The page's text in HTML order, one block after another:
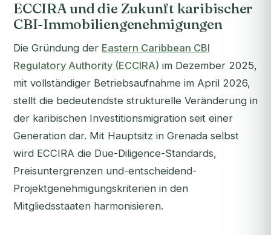
ECCIRA und die Zukunft karibischer
CBI-Immobiliengenehmigungen
Die Gründung der Eastern Caribbean CBI
Regulatory Authority (ECCIRA) im Dezember 2025,
mit vollständiger Betriebsaufnahme im April 2026,
stellt die bedeutendste strukturelle Veränderung in
der karibischen Investitionsmigration seit einer
Generation dar. Mit Hauptsitz in Grenada selbst
wird ECCIRA die Due-Diligence-Standards,
Preisuntergrenzen und-entscheidend-
Projektgenehmigungskriterien in den
Mitgliedsstaaten harmonisieren.